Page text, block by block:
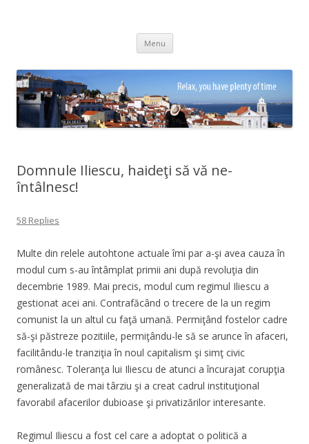
Menu Skip
content
Domnule Iliescu, haideţi să vă ne-
întâlnesc!
58 Replies
Multe din relele autohtone actuale îmi par a-şi avea cauza în
modul cum s-au întâmplat primii ani după revoluţia din
decembrie 1989. Mai precis, modul cum regimul Iliescu a
gestionat acei ani. Contrafăcând o trecere de la un regim
comunist la un altul cu faţă umană. Permiţând fostelor cadre
să-şi păstreze pozitiile, permiţându-le să se arunce în afaceri,
facilitându-le tranziţia în noul capitalism şi simţ civic
românesc. Toleranţa lui Iliescu de atunci a încurajat corupţia
generalizată de mai târziu şi a creat cadrul instituţional
favorabil afacerilor dubioase şi privatizărilor interesante.
Regimul Iliescu a fost cel care a adoptat o politică a